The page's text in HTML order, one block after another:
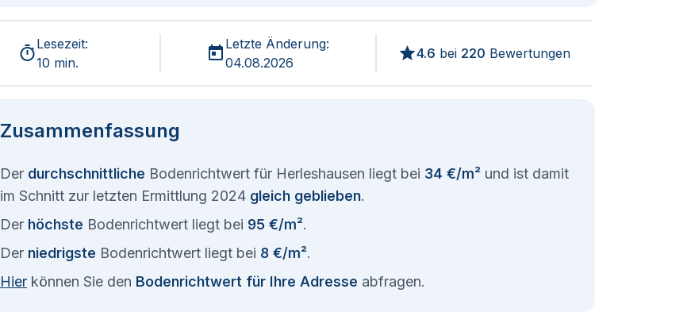
Lesezeit:
10 min.
Letzte Änderung:
04.08.2026
4.6 bei 220 Bewertungen
Zusammenfassung
Der durchschnittliche Bodenrichtwert für Herleshausen liegt bei 34 €/m² und ist damit
im Schnitt zur letzten Ermittlung 2024 gleich geblieben.
Der höchste Bodenrichtwert liegt bei 95 €/m².
Der niedrigste Bodenrichtwert liegt bei 8 €/m².
Hier können Sie den Bodenrichtwert für Ihre Adresse abfragen.